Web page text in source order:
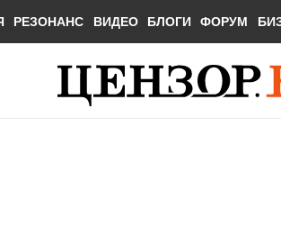
РЕЗОНАНС ВИДЕО БЛОГИ ФОРУМ